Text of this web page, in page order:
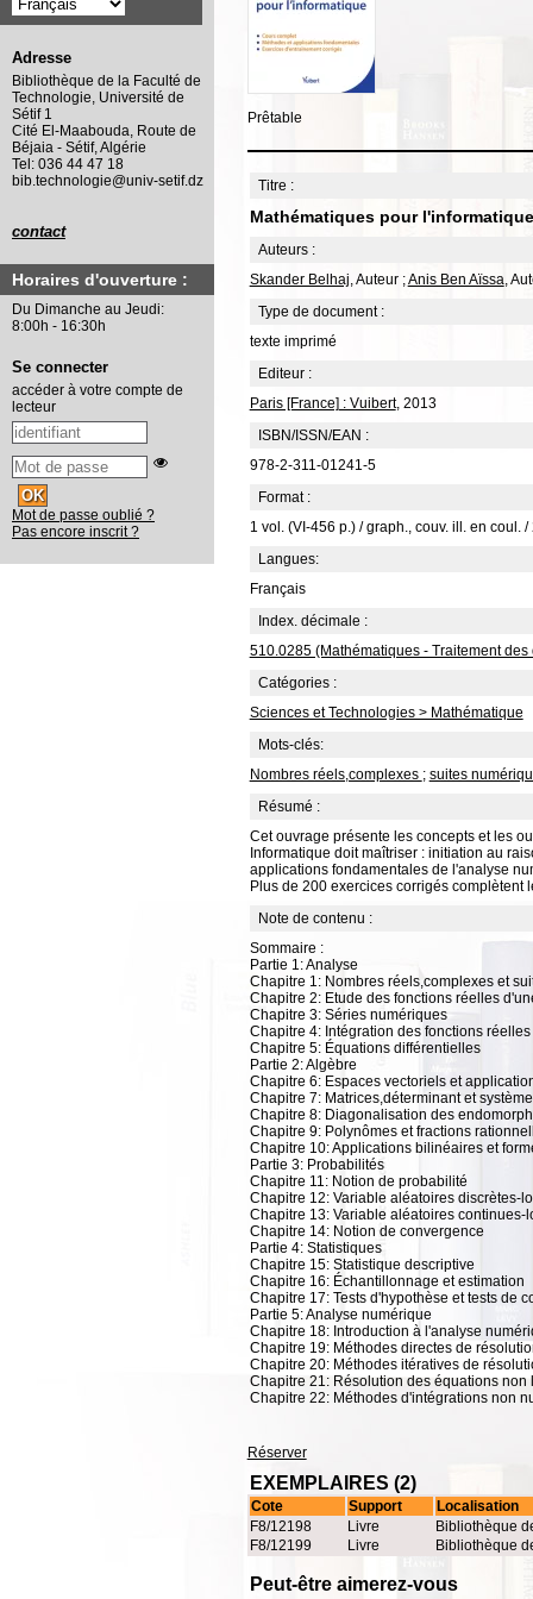
Prêtable
Titre :
Mathématiques pour
Auteurs :
Skander Belhaj, Auteur ;Anis Ben Aïssa,
Type de document :
texte imprimé
Editeur :
Paris [France] : Vuibert, 2013
ISBN/ISSN/EAN :
978-2-311-01241-5
Format :
1 vol. (VI-456 p.) / graph., couv. ill. en coul. /
Langues:
Français
Index. décimale :
510.0285 (Mathématiques - Traitement
Catégories :
Sciences et Technologies > Mathématique
Mots-clés:
Nombres réels,complexes ; suites
Résumé :
Cet ouvrage présente les concepts et les
Informatique doit maîtriser : initiation au
applications fondamentales de l'analyse
Plus de 200 exercices corrigés complètent
Note de contenu :
Sommaire :
Partie 1: Analyse
Chapitre 1: Nombres réels,complexes et
Chapitre 2: Etude des fonctions réelles
Chapitre 3: Séries numériques
Chapitre 4: Intégration des fonctions
Chapitre 5: Équations différentielles
Partie 2: Algèbre
Chapitre 6: Espaces vectoriels et
Chapitre 7: Matrices,déterminant et
Chapitre 8: Diagonalisation des
Chapitre 9: Polynômes et fractions
Chapitre 10: Applications bilinéaires et
Partie 3: Probabilités
Chapitre 11: Notion de probabilité
Chapitre 12: Variable aléatoires discrètes-
Chapitre 13: Variable aléatoires continues-
Chapitre 14: Notion de convergence
Partie 4: Statistiques
Chapitre 15: Statistique descriptive
Chapitre 16: Échantillonnage et estimation
Chapitre 17: Tests d'hypothèse et tests de
Partie 5: Analyse numérique
Chapitre 18: Introduction à l'analyse
Chapitre 19: Méthodes directes de
Chapitre 20: Méthodes itératives de
Chapitre 21: Résolution des équations non
Chapitre 22: Méthodes d'intégrations non
Réserver
EXEMPLAIRES (2)
Cote Support
Localisation
F8/12198
Livre
Bibliothèque
F8/12199
Livre Bibliothèque
Peut-être aimerez-vous
Adresse
Bibliothèque de la Faculté de
Technologie, Université de
Sétif 1
Cité El-Maabouda, Route de
Béjaia - Sétif, Algérie
Tel: 036 44 47 18
bib.technologie@univ-setif.dz
contact
Horaires d'ouverture :
Du Dimanche au Jeudi:
8:00h - 16:30h
Se connecter
accéder à votre compte de
lecteur
Mot de passe oublié ?
Pas encore inscrit ?